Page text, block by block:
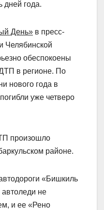
дней года.
День» в пресс-
Челябинской
обеспокоены
в регионе. По
нового года в
уже четверо
произошло
районе.
«Бишкиль
не
и ее «Рено